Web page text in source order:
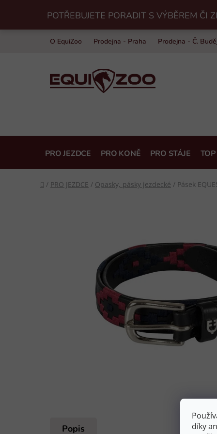
díky
obsah
POTŘEBUJETE PORADIT S VÝBĚREM ČI
O EquiZoo Prodejna - Praha Prodejna - Č.
PRO JEZDCE PRO KONĚ PRO STÁJE
Domů
/ PRO JEZDCE / Opasky, pásky jezdecké / Pásek
Popis